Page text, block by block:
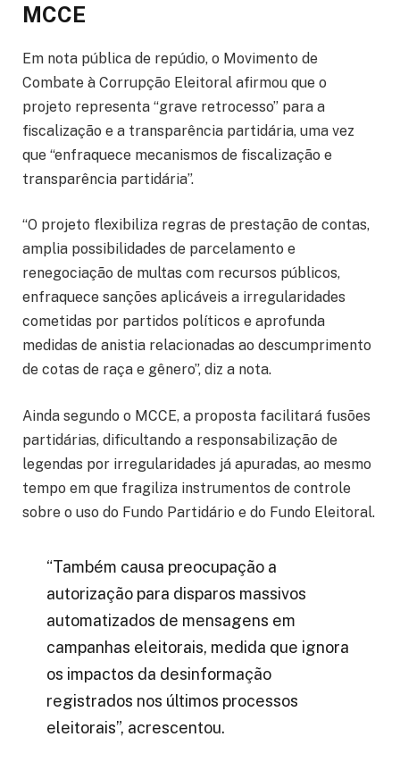
MCCE
Em nota pública de repúdio, o Movimento de
Combate à Corrupção Eleitoral afirmou que o
projeto representa “grave retrocesso” para a
fiscalização e a transparência partidária, uma vez
que “enfraquece mecanismos de fiscalização e
transparência partidária”.
“O projeto flexibiliza regras de prestação de contas,
amplia possibilidades de parcelamento e
renegociação de multas com recursos públicos,
enfraquece sanções aplicáveis a irregularidades
cometidas por partidos políticos e aprofunda
medidas de anistia relacionadas ao descumprimento
de cotas de raça e gênero”, diz a nota.
Ainda segundo o MCCE, a proposta facilitará fusões
partidárias, dificultando a responsabilização de
legendas por irregularidades já apuradas, ao mesmo
tempo em que fragiliza instrumentos de controle
sobre o uso do Fundo Partidário e do Fundo Eleitoral.
“Também causa preocupação a
autorização para disparos massivos
automatizados de mensagens em
campanhas eleitorais, medida que ignora
os impactos da desinformação
registrados nos últimos processos
eleitorais”, acrescentou.